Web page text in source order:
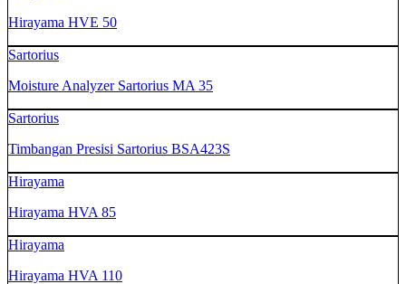
Hirayama HVE 50
Sartorius
Moisture Analyzer Sartorius MA 35
Sartorius
Timbangan Presisi Sartorius BSA423S
Hirayama
Hirayama HVA 85
Hirayama
Hirayama HVA 110